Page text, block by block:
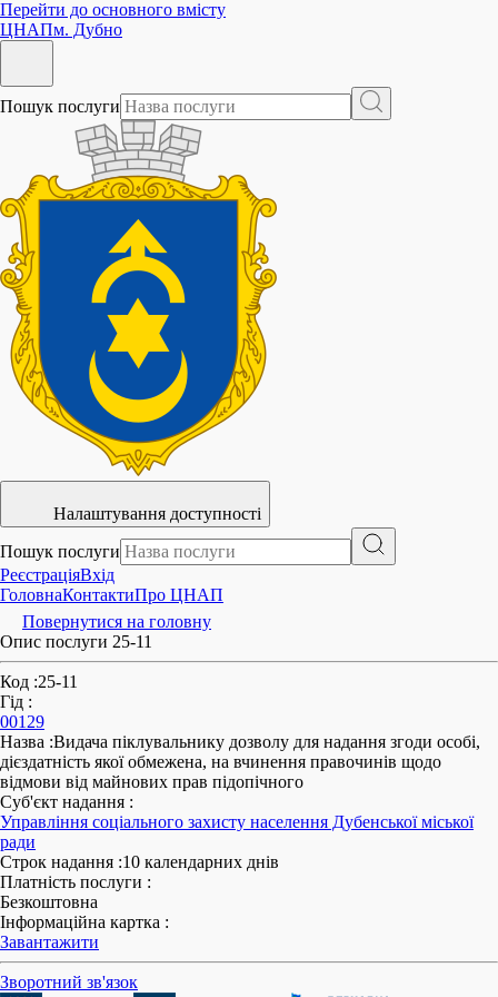
Перейти до основного вмісту
ЦНАПм. Дубно
Пошук послуги
Налаштування доступності
Пошук послуги
РеєстраціяВхід
ГоловнаКонтактиПро ЦНАП
Повернутися на головну
Опис послуги 25-11
Код :25-11
Гід :
00129
Назва :Видача піклувальнику дозволу для надання згоди особі,
дієздатність якої обмежена, на вчинення правочинів щодо
відмови від майнових прав підопічного
Суб'єкт надання :
Управління соціального захисту населення Дубенської міської
ради
Строк надання :10 календарних днів
Платність послуги :
Безкоштовна
Інформаційна картка :
Завантажити
Зворотний зв'язок